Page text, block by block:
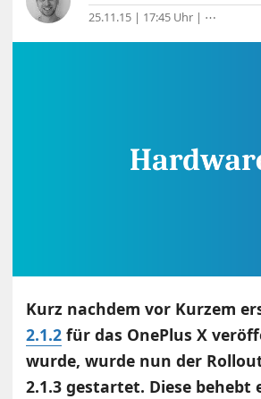
25.11.15 | 17:45 Uhr | ⋯
Kurz nachdem vor Kurzem
2.1.2 für das OnePlus X
wurde, wurde nun der
2.1.3 gestartet. Diese behebt